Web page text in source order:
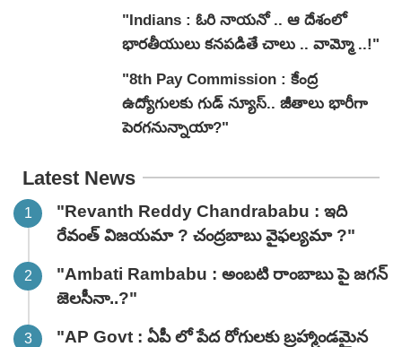
"Indians : ఓరి నాయనో .. ఆ దేశంలో
భారతీయులు కనపడితే చాలు .. వామ్మో ..!"
"8th Pay Commission : కేంద్ర
ఉద్యోగులకు గుడ్ న్యూస్.. జీతాలు భారీగా
పెరగనున్నాయా?"
Latest News
"Revanth Reddy Chandrababu : ఇది
రేవంత్ విజయమా ? చంద్రబాబు వైఫల్యమా ?"
"Ambati Rambabu : అంబటి రాంబాబు పై జగన్
జెలసీనా..?"
"AP Govt : ఏపీ లో పేద రోగులకు బ్రహ్మాండమైన